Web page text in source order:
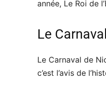
année, Le Roi de
Le
Le Carnaval de
c’est l’avis de